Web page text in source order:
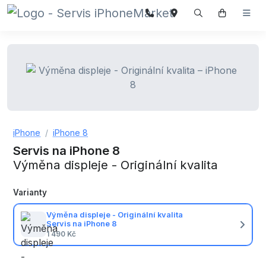
iPhone iPhone 8
Servis na iPhone 8
Výměna displeje - Originální kvalita
Varianty
Výměna displeje - Originální kvalita
Servis na iPhone 8
1 490 Kč